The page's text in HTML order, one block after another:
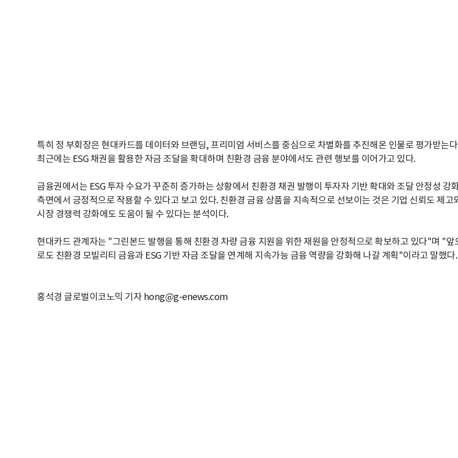
특히 정 부회장은 현대카드를 데이터와 브랜딩, 프리미엄 서비스를 중심으로 차별화를 추진해온 인물로 평가받는
최근에는 ESG 채권을 활용한 자금 조달을 확대하며 친환경 금융 분야에서도 관련 행보를 이어가고 있다.
금융권에서는 ESG 투자 수요가 꾸준히 증가하는 상황에서 친환경 채권 발행이 투자자 기반 확대와 조달 안정성 강
측면에서 긍정적으로 작용할 수 있다고 보고 있다. 친환경 금융 상품을 지속적으로 선보이는 것은 기업 신뢰도 제고
시장 경쟁력 강화에도 도움이 될 수 있다는 분석이다.
현대카드 관계자는 "그린본드 발행을 통해 친환경 차량 금융 지원을 위한 재원을 안정적으로 확보하고 있다"며 "앞
로도 친환경 모빌리티 금융과 ESG 기반 자금 조달을 연계해 지속가능 금융 역량을 강화해 나갈 계획"이라고 말했다.
홍석경 글로벌이코노믹 기자 hong@g-enews.com